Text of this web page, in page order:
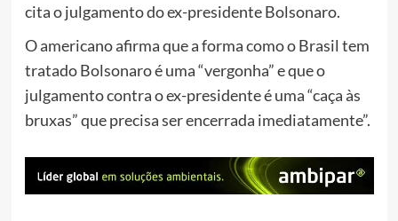
cita o julgamento do ex-presidente Bolsonaro.
O americano afirma que a forma como o Brasil tem
tratado Bolsonaro é uma “vergonha” e que o
julgamento contra o ex-presidente é uma “caça às
bruxas” que precisa ser encerrada imediatamente”.